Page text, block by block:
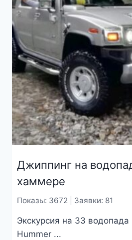
Джиппинг на
хаммере
Показы: 3672 | Заявки: 81
Экскурсия на 33
Hummer ...